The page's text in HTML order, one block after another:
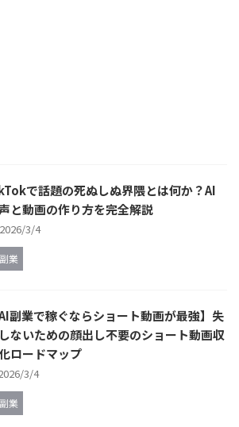
で話題の死ぬしぬ界隈とは何か？AI
と動画の作り方を完全解説
2026/3/4
業
AI副業で稼ぐならショート動画が最強】失
ないための顔出し不要のショート動画収
ロードマップ
3/4
業